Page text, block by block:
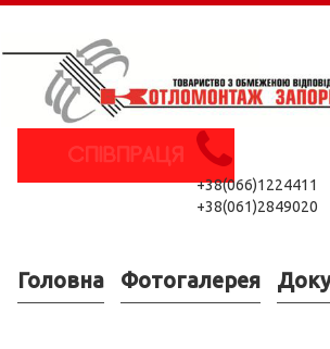
+38(066)1224411
+38(061)2849020
Головна Фотогалерея